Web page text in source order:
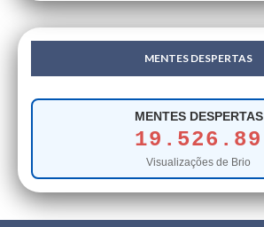
MENTES DESPERTAS
MENTES DESPERTAS
19.526.89
Visualizações de Brio